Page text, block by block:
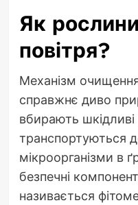
Як
повітря?
Механізм
справжнє диво
вбирають шкідливі
транспортуються
мікроорганізми в
безпечні
називається